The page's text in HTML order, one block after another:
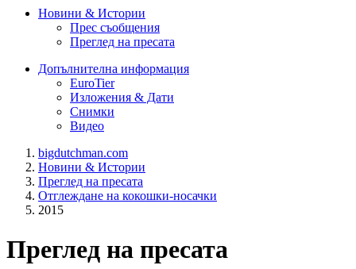
Новини & Истории
Прес съобщения
Преглед на пресата
Допълнителна информация
EuroTier
Изложения & Дати
Снимки
Видео
bigdutchman.com
Новини & Истории
Преглед на пресата
Отглеждане на кокошки-носачки
2015
Преглед на пресата